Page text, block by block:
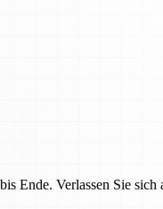
Ende. Verlassen Sie